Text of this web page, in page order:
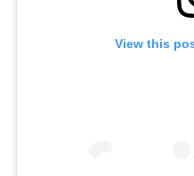
View this